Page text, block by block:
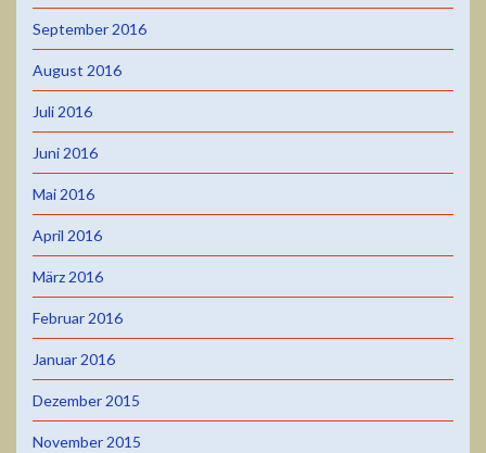
September 2016
August 2016
Juli 2016
Juni 2016
Mai 2016
April 2016
März 2016
Februar 2016
Januar 2016
Dezember 2015
November 2015